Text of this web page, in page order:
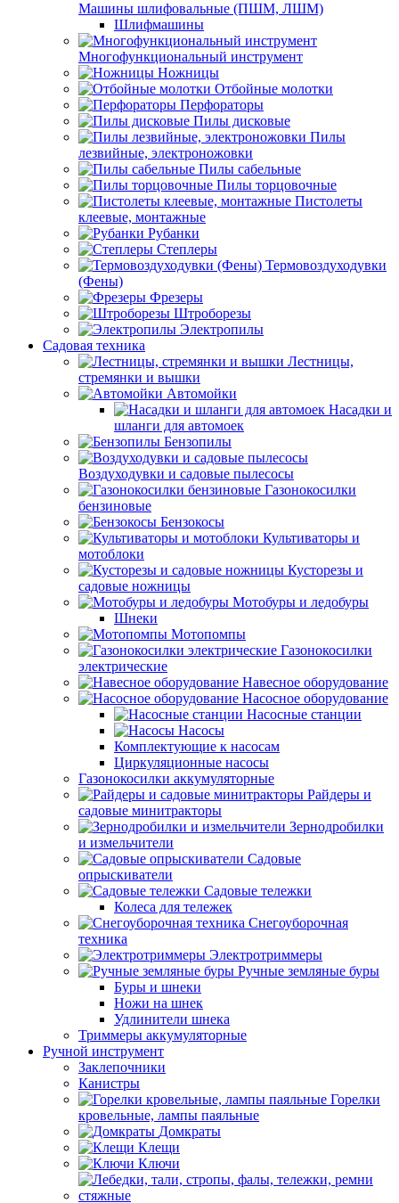
Машины шлифовальные (ПШМ, ЛШМ)
Шлифмашины
Многофункциональный инструмент
Ножницы
Отбойные молотки
Перфораторы
Пилы дисковые
Пилы
лезвийные, электроножовки
Пилы сабельные
Пилы торцовочные
Пистолеты
клеевые, монтажные
Рубанки
Степлеры
Термовоздуходувки
(Фены)
Фрезеры
Штроборезы
Электропилы
Садовая техника
Лестницы,
стремянки и вышки
Автомойки
Насадки и
шланги для автомоек
Бензопилы
Воздуходувки и садовые пылесосы
Газонокосилки
бензиновые
Бензокосы
Культиваторы и
мотоблоки
Кусторезы и
садовые ножницы
Мотобуры и ледобуры
Шнеки
Мотопомпы
Газонокосилки
электрические
Навесное оборудование
Насосное оборудование
Насосные станции
Насосы
Комплектующие к насосам
Циркуляционные насосы
Газонокосилки аккумуляторные
Райдеры и
садовые минитракторы
Зернодробилки
и измельчители
Садовые
опрыскиватели
Садовые тележки
Колеса для тележек
Снегоуборочная
техника
Электротриммеры
Ручные земляные буры
Буры и шнеки
Ножи на шнек
Удлинители шнека
Триммеры аккумуляторные
Ручной инструмент
Заклепочники
Канистры
Горелки
кровельные, лампы паяльные
Домкраты
Клещи
Ключи